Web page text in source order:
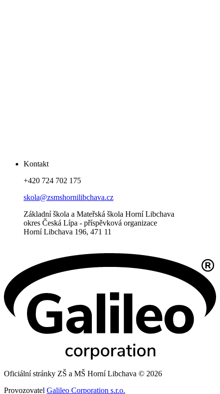
Kontakt
+420 724 702 175
skola@zsmshornilibchava.cz
Základní škola a Mateřská škola Horní Libchava
okres Česká Lípa - příspěvková organizace
Horní Libchava 196, 471 11
Oficiální stránky ZŠ a MŠ Horní Libchava © 2026
Provozovatel Galileo Corporation s.r.o.